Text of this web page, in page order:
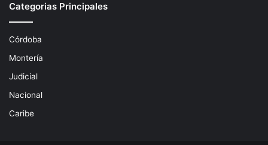
Categorias Principales
Córdoba
Montería
Judicial
Nacional
Caribe